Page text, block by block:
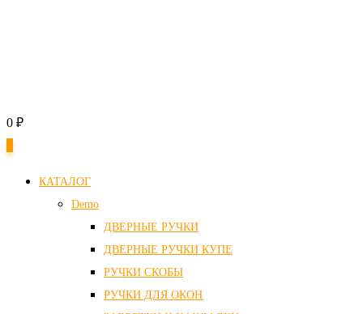
0 ₽
КАТАЛОГ
Demo
ДВЕРНЫЕ РУЧКИ
ДВЕРНЫЕ РУЧКИ КУПЕ
РУЧКИ СКОБЫ
РУЧКИ ДЛЯ ОКОН